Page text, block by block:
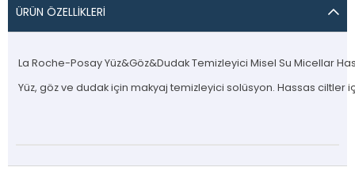
ÜRÜN ÖZELLIKLERI
La Roche-Posay Yüz&Göz&Dudak Temizleyici Misel Su Micellar
Yüz, göz ve dudak için makyaj temizleyici solüsyon. Hassas